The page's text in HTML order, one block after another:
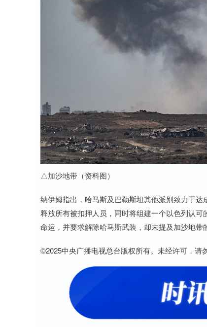
△加沙地带（资料图）
纳伊姆指出，哈马斯及巴勒斯坦其他派别致力于
释放所有被扣押人员，同时将组建一个以色列认
命运，并要求解除哈马斯武装，却未提及加沙地带
©2025中央广播电视总台版权所有。未经许可，请